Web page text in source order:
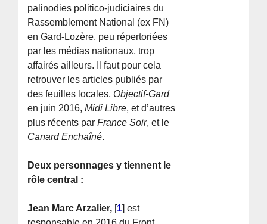
palinodies politico-judiciaires du
Rassemblement National (ex FN)
en Gard-Lozère, peu répertoriées
par les médias nationaux, trop
affairés ailleurs. Il faut pour cela
retrouver les articles publiés par
des feuilles locales, Objectif-Gard
en juin 2016,Midi Libre, et d’autres
plus récents parFrance Soir, et le
Canard Enchaîné.
Deux personnages y tiennent le
rôle central :
Jean Marc Arzalier, [1] est